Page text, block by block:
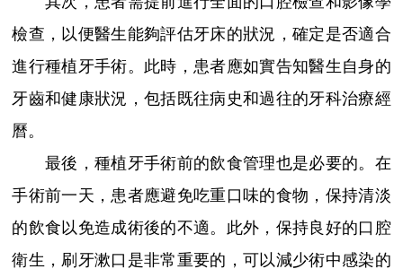
檢查，以便醫生能夠評估牙床的狀況，確定是否適合
進行種植牙手術。此時，患者應如實告知醫生自身的
牙齒和健康狀況，包括既往病史和過往的牙科治療經
曆。
最後，種植牙手術前的飲食管理也是必要的。在
手術前一天，患者應避免吃重口味的食物，保持清淡
的飲食以免造成術後的不適。此外，保持良好的口腔
衛生，刷牙漱口是非常重要的，可以減少術中感染的